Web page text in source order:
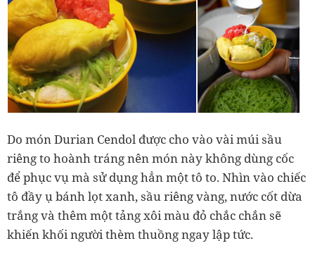
Do món Durian Cendol được cho vào vài múi sầu
riêng to hoành tráng nên món này không dùng cốc
để phục vụ mà sử dụng hẳn một tô to. Nhìn vào chiếc
tô đầy ụ bánh lọt xanh, sầu riêng vàng, nước cốt dừa
trắng và thêm một tảng xôi màu đỏ chắc chắn sẽ
khiến khối người thèm thuồng ngay lập tức.